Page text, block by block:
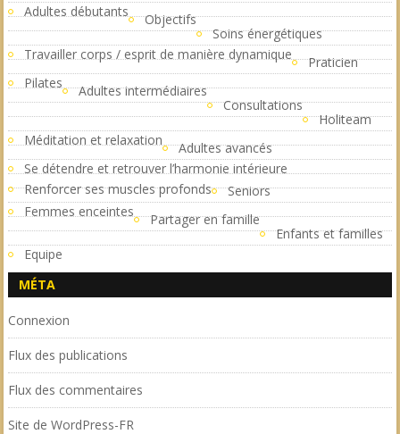
Adultes débutants
Objectifs
Soins énergétiques
Travailler corps / esprit de manière dynamique
Praticien
Pilates
Adultes intermédiaires
Consultations
Holiteam
Méditation et relaxation
Adultes avancés
Se détendre et retrouver l’harmonie intérieure
Renforcer ses muscles profonds
Seniors
Femmes enceintes
Partager en famille
Enfants et familles
Equipe
MÉTA
Connexion
Flux des publications
Flux des commentaires
Site de WordPress-FR